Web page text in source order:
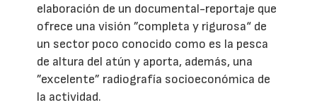
elaboración de un documental-reportaje que
ofrece una visión ”completa y rigurosa“ de
un sector poco conocido como es la pesca
de altura del atún y aporta, además, una
”excelente” radiografía socioeconómica de
la actividad.